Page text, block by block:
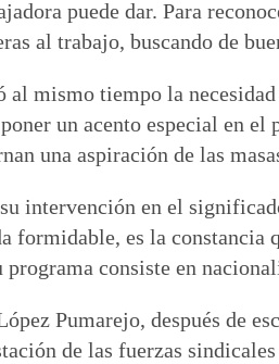
puede dar. Para
al trabajo, buscando de
al mismo tiempo la
un acento especial en
una aspiración de las
intervención en el
formidable, es la constancia
consiste en
Pumarejo, después de
de las fuerzas